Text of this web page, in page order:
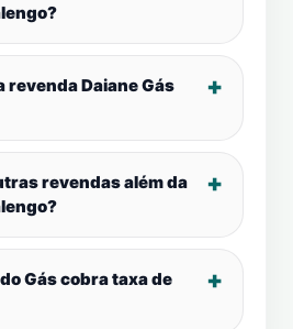
?
revenda Daiane Gás
revendas além da
?
Gás cobra taxa de